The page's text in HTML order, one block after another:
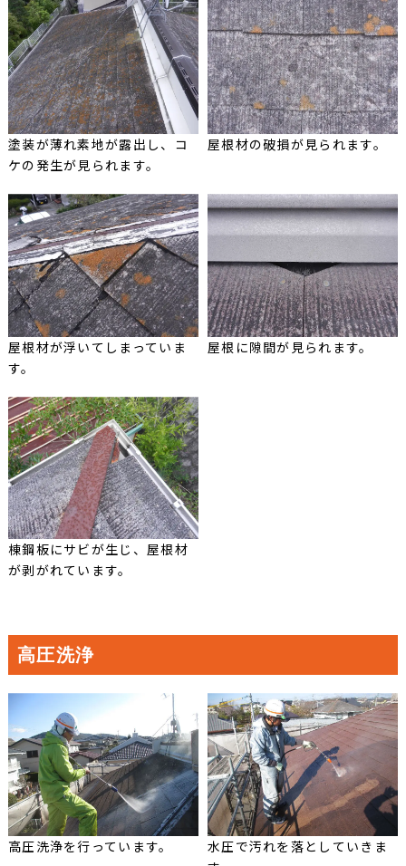
塗装が薄れ素地が露出し、コ
ケの発生が見られます。
屋根材の破損が見られます。
屋根材が浮いてしまっていま
す。
屋根に隙間が見られます。
棟鋼板にサビが生じ、屋根材
が剥がれています。
高圧洗浄
高圧洗浄を行っています。
水圧で汚れを落としていきま